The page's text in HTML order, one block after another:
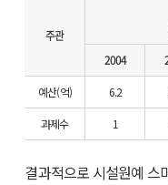
주관
2004
예산(억) 6.2
과제수 1
결과적으로 시설원예 스